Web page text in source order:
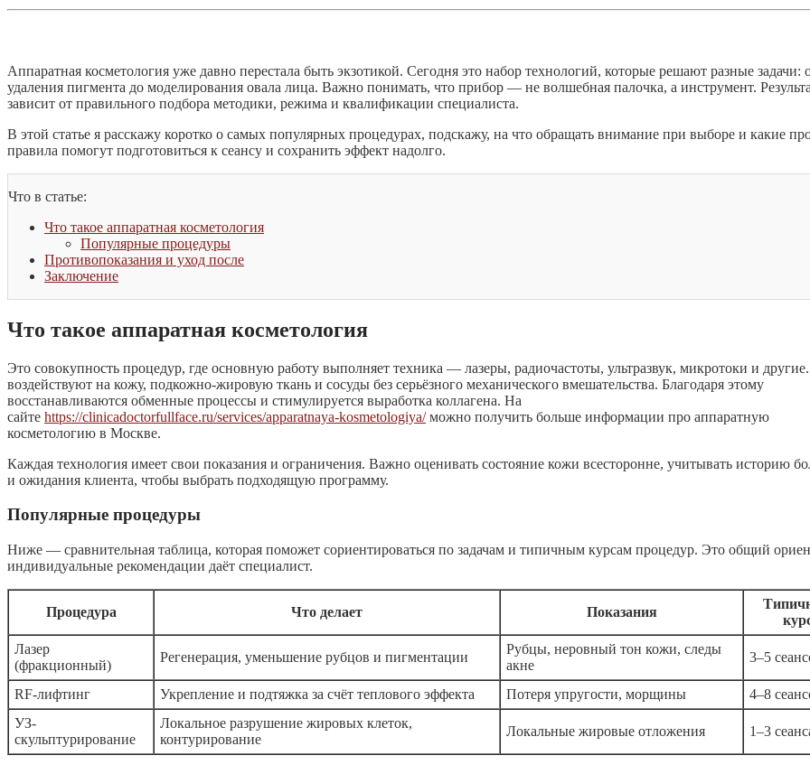
Аппаратная косметология уже давно перестала быть экзотикой. Сегодня это набор технологий, которые решают разные задачи:
удаления пигмента до моделирования овала лица. Важно понимать, что прибор — не волшебная палочка, а инструмент.
зависит от правильного подбора методики, режима и квалификации специалиста.
В этой статье я расскажу коротко о самых популярных процедурах, подскажу, на что обращать внимание при выборе и какие
правила помогут подготовиться к сеансу и сохранить эффект надолго.
Что в статье:
Что такое аппаратная косметология
Популярные процедуры
Противопоказания и уход после
Заключение
Что такое аппаратная косметология
Это совокупность процедур, где основную работу выполняет техника — лазеры, радиочастоты, ультразвук, микротоки и
воздействуют на кожу, подкожно-жировую ткань и сосуды без серьёзного механического вмешательства. Благодаря этому
восстанавливаются обменные процессы и стимулируется выработка коллагена. На
сайте https://clinicadoctorfullface.ru/services/apparatnaya-kosmetologiya/можно получить больше информации про аппаратную
косметологию в Москве.
Каждая технология имеет свои показания и ограничения. Важно оценивать состояние кожи всесторонне, учитывать историю
и ожидания клиента, чтобы выбрать подходящую программу.
Популярные процедуры
Ниже — сравнительная таблица, которая поможет сориентироваться по задачам и типичным курсам процедур. Это общий
индивидуальные рекомендации даёт специалист.
Процедура Что делает Показания
Лазер
(фракционный)
Регенерация, уменьшение рубцов и пигментации
Рубцы, неровный тон кожи, следы
акне
3–5
RF-лифтинг Укрепление и подтяжка за счёт теплового эффекта Потеря упругости, морщины
4–8
УЗ-
скульптурирование
Локальное разрушение жировых клеток,
контурирование
Локальные жировые отложения 1–3